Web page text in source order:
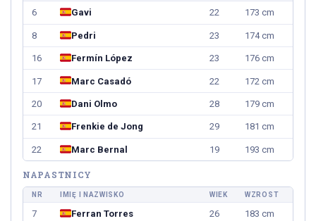
6 Gavi 22 173 cm
8 Pedri 23 174 cm
16 Fermín López 23 176 cm
17 Marc Casadó 22 172 cm
20 Dani Olmo 28 179 cm
21 Frenkie de Jong 29 181 cm
22 Marc Bernal 19 193 cm
NAPASTNICY
NR IMIĘ I NAZWISKO WIEK WZROST
7 Ferran Torres 26 183 cm